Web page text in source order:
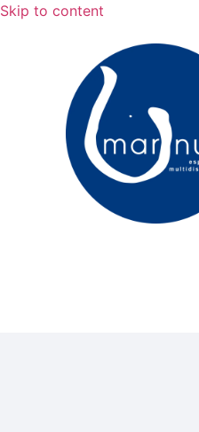
Skip to content